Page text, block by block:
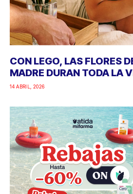
CON LEGO, LAS FLORES
MADRE DURAN TODA LA
14 ABRIL, 2026